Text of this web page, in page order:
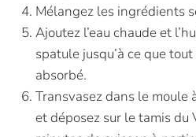
Mélangez les ingrédients
Ajoutez l’eau chaude et
spatule jusqu’à ce que
absorbé.
Transvasez dans le moule
et déposez sur le tamis du